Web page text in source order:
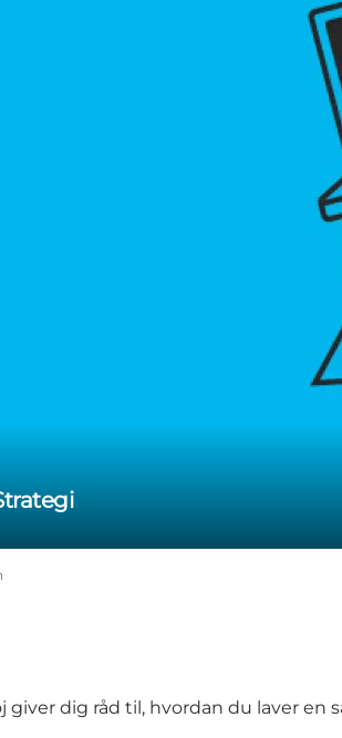
dig råd til, hvordan du laver